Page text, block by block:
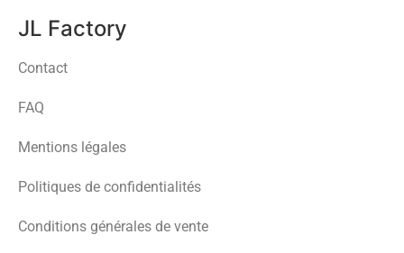
JL Factory
Contact
FAQ
Mentions légales
Politiques de confidentialités
Conditions générales de vente